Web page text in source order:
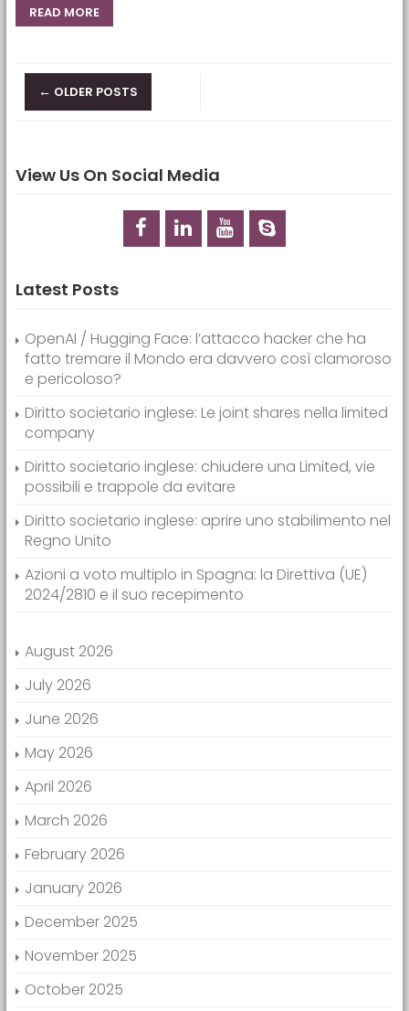
READ MORE
Posts navigation
← OLDER POSTS
View Us On Social Media
Latest Posts
OpenAI / Hugging Face: l’attacco hacker che ha
fatto tremare il Mondo era davvero così clamoroso
e pericoloso?
Diritto societario inglese: Le joint shares nella limited
company
Diritto societario inglese: chiudere una Limited, vie
possibili e trappole da evitare
Diritto societario inglese: aprire uno stabilimento nel
Regno Unito
Azioni a voto multiplo in Spagna: la Direttiva (UE)
2024/2810 e il suo recepimento
August 2026
July 2026
June 2026
May 2026
April 2026
March 2026
February 2026
January 2026
December 2025
November 2025
October 2025